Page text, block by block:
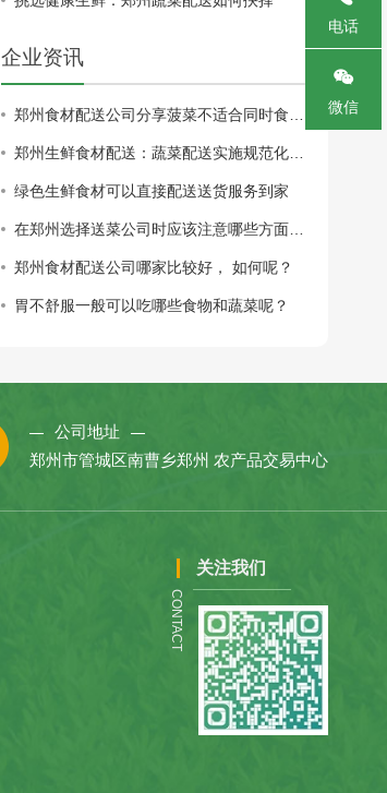
企业资讯
绿色生鲜食材可以直接配送送货服务到家
郑州食材配送公司哪家比较好， 如何呢？
胃不舒服一般可以吃哪些食物和蔬菜呢？
公司地址
郑州市管城区南曹乡郑州 农产品交易中心
关注我们
CONTACT
电话
微信